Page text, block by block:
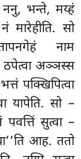
ननु, भन्ते, मय्हं
मारेहीति. सो
नाम
अञ्ञस्स
पक्खिपित्वा
यापेति. सो –
पवत्तिं सुत्वा –
आह. ततो